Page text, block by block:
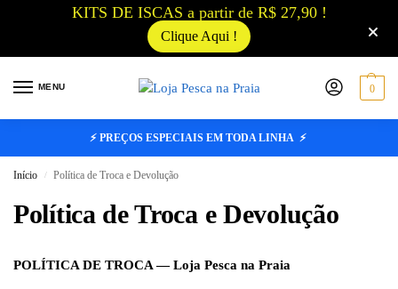
KITS DE ISCAS a partir de R$ 27,90 !
Clique Aqui !
MENU 0
⚡ PREÇOS ESPECIAIS EM TODA LINHA ⚡
Início / Política de Troca e Devolução
Política de Troca e Devolução
POLÍTICA DE TROCA — Loja Pesca na Praia